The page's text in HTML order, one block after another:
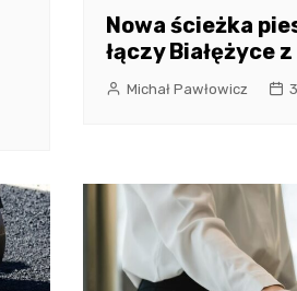
Nowa ścieżka
łączy Białężyce
Michał Pawłowicz